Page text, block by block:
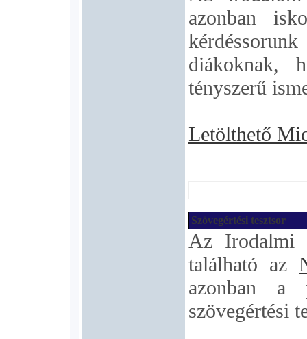
azonban
diákoknak,
tényszerű
Letölthető
Szövegértési tesztsor
Az Irodalmi
található az
azonban a
szövegértési